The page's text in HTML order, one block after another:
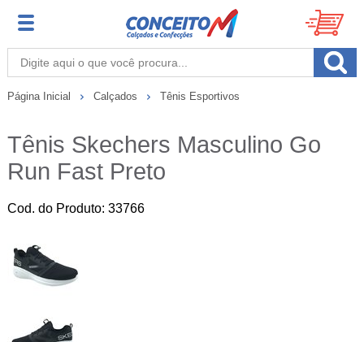
Página Inicial Calçados Tênis Esportivos
Tênis Skechers Masculino Go
Run Fast Preto
Cod. do Produto: 33766